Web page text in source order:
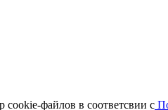
cookie-файлов в соответсвии с